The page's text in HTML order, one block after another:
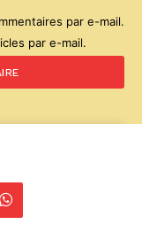
par e-mail.
par e-mail.